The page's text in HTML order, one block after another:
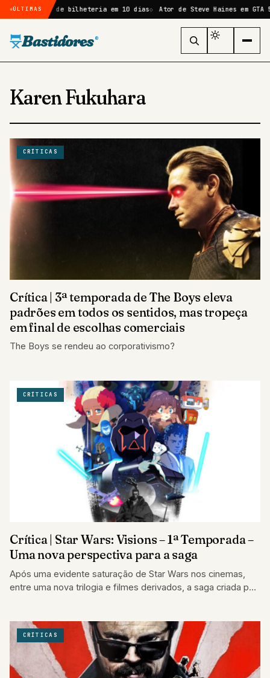
ÚLTIMAS
recorde de bilheteria em 10 dias Ator de Steve Haines em GTA 5
Bastidores ®
Karen Fukuhara
CRÍTICAS
Crítica | 3ª temporada de The Boys eleva
padrões em todos os sentidos, mas tropeça
em final de escolhas comerciais
The Boys se rendeu ao corporativismo?
CRÍTICAS
Crítica | Star Wars: Visions – 1ª Temporada –
Uma nova perspectiva para a saga
Após uma evidente saturação de Star Wars nos cinemas,
entre uma nova trilogia e filmes derivados, a saga criada por
CRÍTICAS